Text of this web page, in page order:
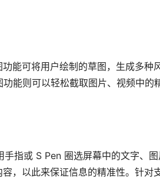
能可将用户绘制的草图，生成多种
能则可以轻松截取图片、视频中的
指或 S Pen 圈选屏幕中的文字、图
，以此来保证信息的精准性。针对